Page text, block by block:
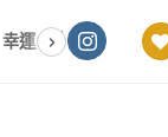
幸運色｜能量感應 ×